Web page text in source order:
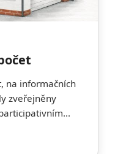
na informačních
zveřejněny